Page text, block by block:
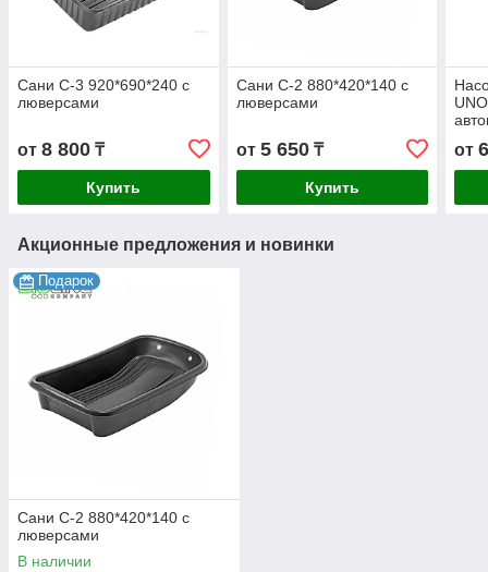
Сани С-3 920*690*240 с
люверсами
от 8 800 ₸
Купить
Сани С-2 880*420*140 с
люверсами
от 5 650₸
Купить
от
Акционные предложения и новинки
Подарок
Сани С-2 880*420*140 с
люверсами
В наличии